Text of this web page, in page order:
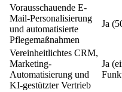
Vorausschauende E-
Mail-Personalisierung
und automatisierte
Pflegemaßnahmen
Ja
Vereinheitlichtes CRM,
Marketing-
Automatisierung und
KI-gestützter Vertrieb
Ja